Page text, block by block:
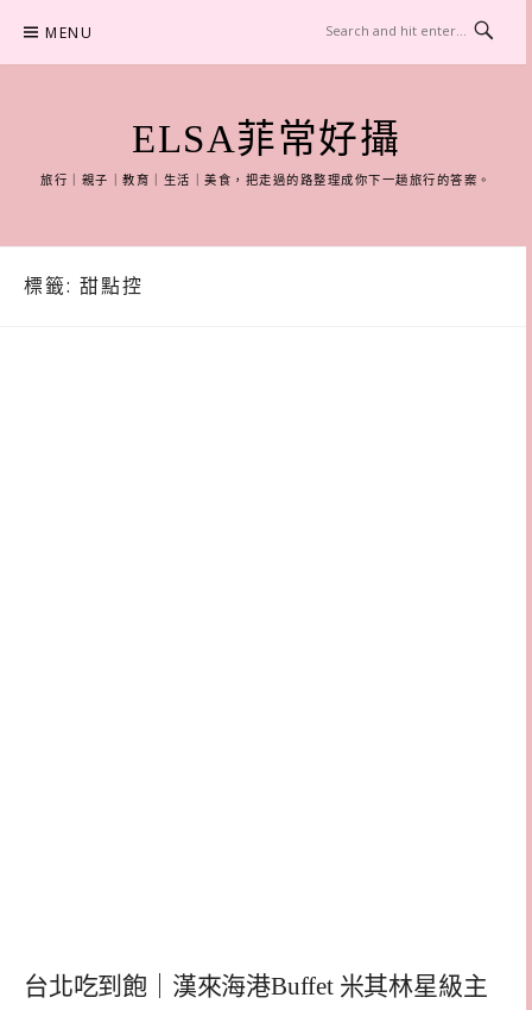
content
MENU
ELSA菲常好攝
旅行｜親子｜教育｜生活｜美食，把走過的路整理成你下一趟旅行的答案。
標籤: 甜點控
台北吃到飽｜漢來海港Buffet 米其林星級主